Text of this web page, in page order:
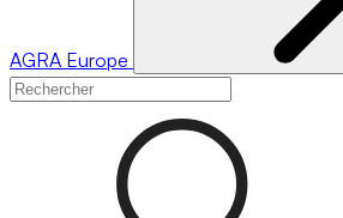
AGRA Europe